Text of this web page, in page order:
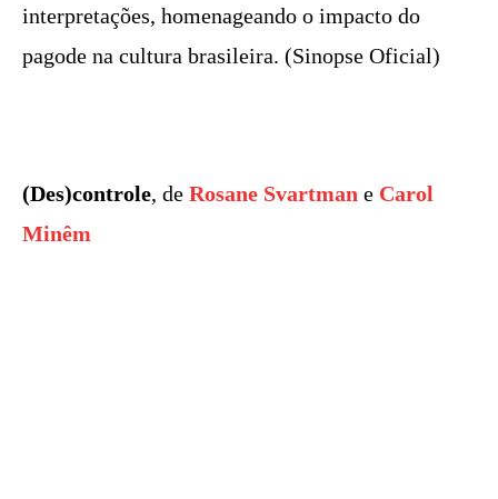
interpretações, homenageando o impacto do
pagode na cultura brasileira. (Sinopse Oficial)
(Des)controle, de Rosane Svartman e Carol
Minêm